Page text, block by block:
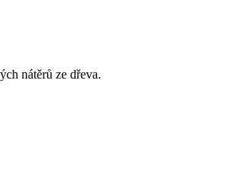
nátěrů ze dřeva.